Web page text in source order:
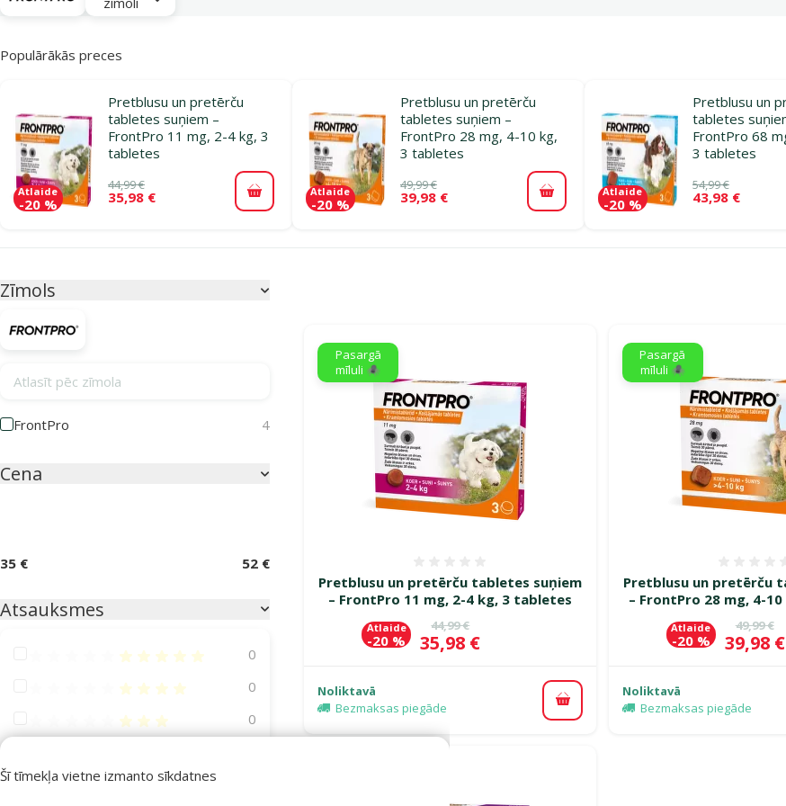
Šī tīmekļa vietne izmanto sīkdatnes
Populārākās preces
Pretblusu un pretērču
tabletes suņiem –
FrontPro 11 mg, 2-4 kg, 3
tabletes
44,99 €
35,98 €
Atlaide
-20 % Pievienot grozam
Pretblusu un pretērču
tabletes suņiem –
FrontPro 28 mg, 4-10 kg,
3 tabletes
49,99 €
39,98 €
Atlaide
-20 % Pievienot grozam
Pretblusu un
tabletes
FrontPro 68
3 tabletes
54,99 €
43,98 €
Atlaide
-20 %
Zīmols
Atlasīt pēc zīmola
FrontPro 4
Cena
35 € 52 €
Atsauksmes
Atsauksmes 100%
0
Atsauksmes 80%
0
Atsauksmes 60%
0
Atsauksmes 20%
Pretblusu un pretērču tabletes suņiem
– FrontPro 11 mg, 2-4 kg, 3 tabletes
Oriģinālā cena
44,99 €
Cena
35,98 €
Atlaide
-20 %
Pasargā
mīluli 🕷️
Noliktavā
Bezmaksas piegāde
Pievienot grozam
Pretblusu un pretērču
– FrontPro 28 mg, 4-
49,99 €
Cena
39,98 €
Atlaide
-20 %
Pasargā
mīluli 🕷️
Noliktavā
Bezmaksas piegāde